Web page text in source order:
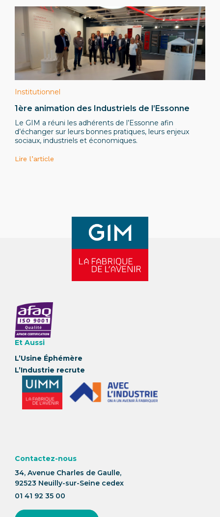
Institutionnel
1ère animation des Industriels de l’Essonne
Le GIM a réuni les adhérents de l’Essonne afin
d’échanger sur leurs bonnes pratiques, leurs enjeux
sociaux, industriels et économiques.
Lire l’article
Et Aussi
L’Usine Éphémère
L’Industrie recrute
Contactez-nous
34, Avenue Charles de Gaulle,
92523 Neuilly-sur-Seine cedex
01 41 92 35 00